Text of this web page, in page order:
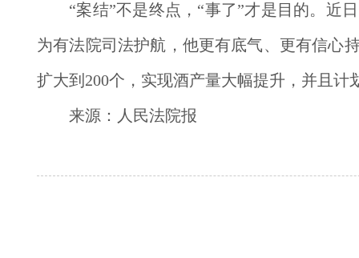
“案结”不是终点，“事了”才是目的。近
为有法院司法护航，他更有底气、更有信心
扩大到200个，实现酒产量大幅提升，并且
来源：人民法院报